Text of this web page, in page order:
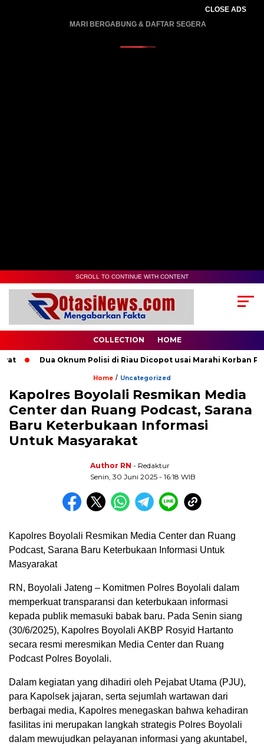
CLOSE ADS
MARI BERGABUNG & DAFTAR SEGERA
SCROLL TO CONTINUE WITH CONTENT
COLLECTION HOME
Dua Oknum Polisi di Riau Dicopot usai Marahi Korban
Home / Uncategorized
Kapolres Boyolali Resmikan Media
Center dan Ruang Podcast, Sarana
Baru Keterbukaan Informasi
Untuk Masyarakat
Author RN - Redaktur
Senin, 30 Juni 2025 - 16:18 WIB
Kapolres Boyolali Resmikan Media Center dan Ruang
Podcast, Sarana Baru Keterbukaan Informasi Untuk
Masyarakat
RN, Boyolali Jateng – Komitmen Polres Boyolali dalam
memperkuat transparansi dan keterbukaan informasi
kepada publik memasuki babak baru. Pada Senin siang
(30/6/2025), Kapolres Boyolali AKBP Rosyid Hartanto
secara resmi meresmikan Media Center dan Ruang
Podcast Polres Boyolali.
Dalam kegiatan yang dihadiri oleh Pejabat Utama (PJU),
para Kapolsek jajaran, serta sejumlah wartawan dari
berbagai media, Kapolres menegaskan bahwa kehadiran
fasilitas ini merupakan langkah strategis Polres Boyolali
dalam mewujudkan pelayanan informasi yang akuntabel,